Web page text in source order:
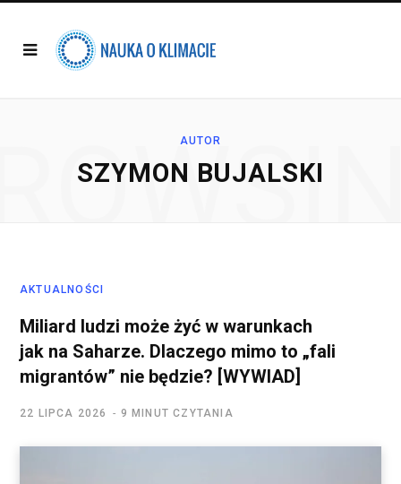
AUTOR
SZYMON BUJALSKI
AKTUALNOŚCI
Miliard ludzi może żyć w warunkach
jak na Saharze. Dlaczego mimo to „fali
migrantów” nie będzie? [WYWIAD]
22 LIPCA 2026 9 MINUT CZYTANIA